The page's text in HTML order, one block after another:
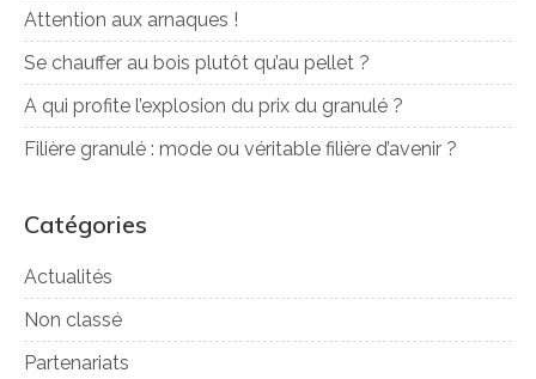
Attention aux arnaques !
Se chauffer au bois plutôt qu’au pellet ?
A qui profite l’explosion du prix du granulé ?
Filière granulé : mode ou véritable filière d’avenir ?
Catégories
Actualités
Non classé
Partenariats